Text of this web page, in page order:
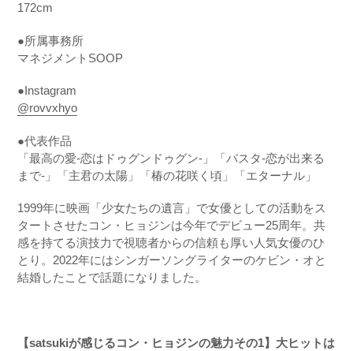
172cm
●所属事務所
マネジメント SOOP
●Instagram
@rovvxhyo
●代表作品
「最高の愛-恋はドゥグンドゥグン- 」「パスタ-恋が出来る
まで- 」「主君の太陽」「椿の花咲く頃」「エターナル」
1999年に映画「少女たちの遺言」で女優としての活動をス
タートさせたコン・ヒョジンは今年でデビュー25周年。共
感を持てる演技力で視聴者からの信頼も厚い人気女優のひ
とり。 2022年にはシンガーソングライターのケビン・オと
結婚したことで話題になりました。
【satsukiが感じるコン・ヒョジンの魅力その1】大ヒットは